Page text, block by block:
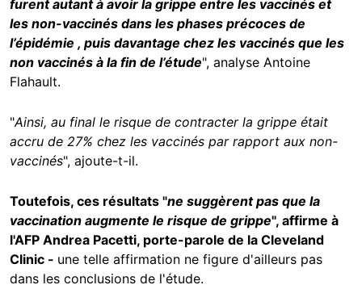
furent autant à avoir la grippe entre les vaccinés et
les non-vaccinés dans les phases précoces de
l’épidémie , puis davantage chez les vaccinés que les
non vaccinés à la fin de l’étude", analyse Antoine
Flahault.
"Ainsi, au final le risque de contracter la grippe était
accru de 27% chez les vaccinés par rapport aux non-
vaccinés", ajoute-t-il.
Toutefois, ces résultats "ne suggèrent pas que la
vaccination augmente le risque de grippe", affirme à
l'AFP Andrea Pacetti, porte-parole de la Cleveland
Clinic - une telle affirmation ne figure d'ailleurs pas
dans les conclusions de l'étude.